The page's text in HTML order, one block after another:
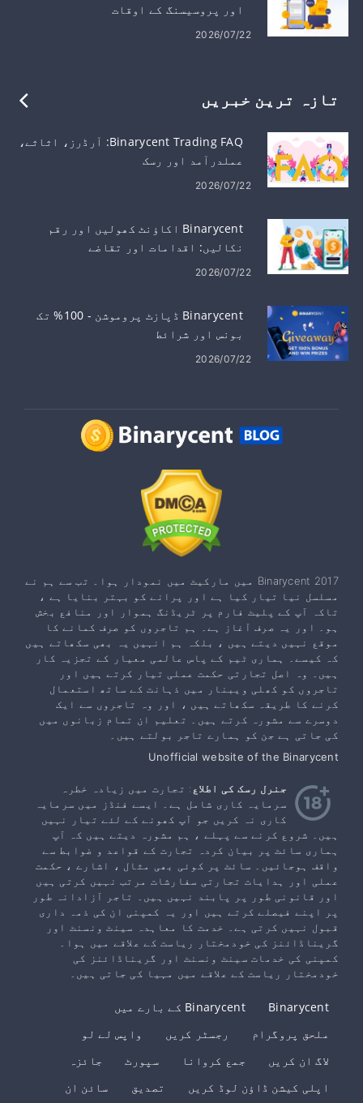
اور پروسیسنگ کے اوقات
2026/07/22
تازہ ترین خبریں
Binarycent Trading FAQ: آرڈرز، اثاثے،
عملدرآمد اور رسک
2026/07/22
Binarycent اکاؤنٹ کھولیں اور رقم
نکالیں: اقدامات اور تقاضے
2026/07/22
Binarycent ڈپازٹ پروموشن - 100% تک
بونس اور شرائط
2026/07/22
Binarycent 2017 میں مارکیٹ میں نمودار ہوا۔ تب سے ہم نے
مسلسل نیا تیار کیا ہے اور پرانے کو بہتر بنایا ہے ،
تاکہ آپ کے پلیٹ فارم پر ٹریڈنگ ہموار اور منافع بخش
ہو۔ اور یہ صرف آغاز ہے۔ ہم تاجروں کو صرف کمانے کا
موقع نہیں دیتے ہیں ، بلکہ ہم انہیں یہ بھی سکھاتے ہیں
کہ کیسے۔ ہماری ٹیم کے پاس عالمی معیار کے تجزیہ کار
ہیں۔ وہ اصل تجارتی حکمت عملی تیار کرتے ہیں اور
تاجروں کو کھلی ویبنار میں ذہانت کے ساتھ استعمال
کرنے کا طریقہ سکھاتے ہیں ، اور وہ تاجروں سے ایک
دوسرے سے مشورہ کرتے ہیں۔ تعلیم ان تمام زبانوں میں
کی جاتی ہے جن کو ہمارے تاجر بولتے ہیں۔
Unofficial website of the Binarycent
جنرل رسک کی اطلاع : تجارت میں زیادہ خطرہ
سرمایہ کاری شامل ہے۔ ایسے فنڈز میں سرمایہ
کاری نہ کریں جو آپ کھونے کے لئے تیار نہیں
ہیں۔ شروع کرنے سے پہلے ، ہم مشورہ دیتے ہیں کہ آپ
ہماری سائٹ پر بیان کردہ تجارت کے قواعد و ضوابط سے
واقف ہوجائیں۔ سائٹ پر کوئی بھی مثال ، اشارے ، حکمت
عملی اور ہدایات تجارتی سفارشات مرتب نہیں کرتی ہیں
اور قانونی طور پر پابند نہیں ہیں۔ تاجر آزادانہ طور
پر اپنے فیصلے کرتے ہیں اور یہ کمپنی ان کی ذمہ داری
قبول نہیں کرتی ہے۔ خدمت کا معاہدہ سینٹ ونسنٹ اور
گریناڈائنز کی خودمختار ریاست کے علاقے میں ہوا۔
کمپنی کی خدمات سینٹ ونسنٹ اور گریناڈائنز کی
خودمختار ریاست کے علاقے میں مہیا کی جاتی ہیں۔
Binarycent
Binarycent کے بارے میں
ملحق پروگرام
رجسٹر کریں
واپس لے لو
لاگ ان کریں
جمع کروانا سپورٹ
جائزہ
اپلی کیشن ڈاؤن لوڈ کریں
تصدیق سائن ان